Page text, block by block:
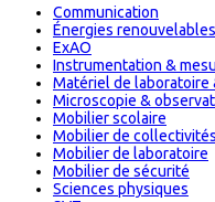
Communication
Énergies renouvelables
ExAO
Instrumentation &
Matériel de laboratoire
Microscopie &
Mobilier scolaire
Mobilier de collectivités
Mobilier de laboratoire
Mobilier de sécurité
Sciences physiques